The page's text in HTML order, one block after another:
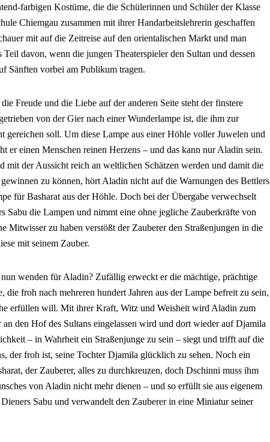
farbigen Kostüme, die die Schülerinnen und Schüler der Klasse
Chiemgau zusammen mit ihrer Handarbeitslehrerin geschaffen
mit auf die Zeitreise auf den orientalischen Markt und man
Teil davon, wenn die jungen Theaterspieler den Sultan und dessen
Sänften vorbei am Publikum tragen.
Freude und die Liebe auf der anderen Seite steht der finstere
von der Gier nach einer Wunderlampe ist, die ihm zur
gereichen soll. Um diese Lampe aus einer Höhle voller Juwelen und
er einen Menschen reinen Herzens – und das kann nur Aladin sein.
mit der Aussicht reich an weltlichen Schätzen werden und damit die
zu können, hört Aladin nicht auf die Warnungen des Bettlers
für Basharat aus der Höhle. Doch bei der Übergabe verwechselt
Sabu die Lampen und nimmt eine ohne jegliche Zauberkräfte von
Mitwisser zu haben verstößt der Zauberer den Straßenjungen in die
mit seinem Zauber.
wenden für Aladin? Zufällig erweckt er die mächtige, prächtige
die froh nach mehreren hundert Jahren aus der Lampe befreit zu sein,
erfüllen will. Mit ihrer Kraft, Witz und Weisheit wird Aladin zum
an den Hof des Sultans eingelassen wird und dort wieder auf Djamila
– in Wahrheit ein Straßenjunge zu sein – siegt und trifft auf die
der froh ist, seine Tochter Djamila glücklich zu sehen. Noch ein
der Zauberer, alles zu durchkreuzen, doch Dschinni muss ihm
von Aladin nicht mehr dienen – und so erfüllt sie aus eigenem
Sabu und verwandelt den Zauberer in eine Miniatur seiner